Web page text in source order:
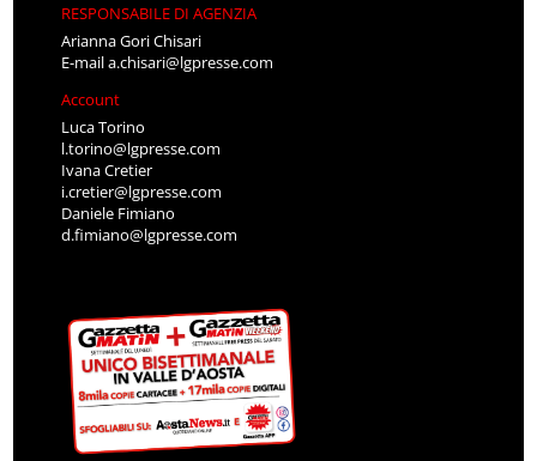
RESPONSABILE DI AGENZIA
Arianna Gori Chisari
E-maila.chisari@lgpresse.com
Account
Luca Torino
l.torino@lgpresse.com
Ivana Cretier
i.cretier@lgpresse.com
Daniele Fimiano
d.fimiano@lgpresse.com